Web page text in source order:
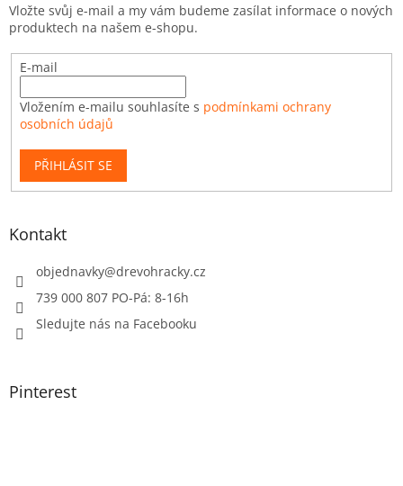
Vložte svůj e-mail a my vám budeme zasílat informace o nových
produktech na našem e-shopu.
E-mail
Vložením e-mailu souhlasíte s podmínkami ochrany
osobních údajů
PŘIHLÁSIT SE
Kontakt
objednavky@drevohracky.cz
739 000 807 PO-Pá: 8-16h
Sledujte nás na Facebooku
Pinterest